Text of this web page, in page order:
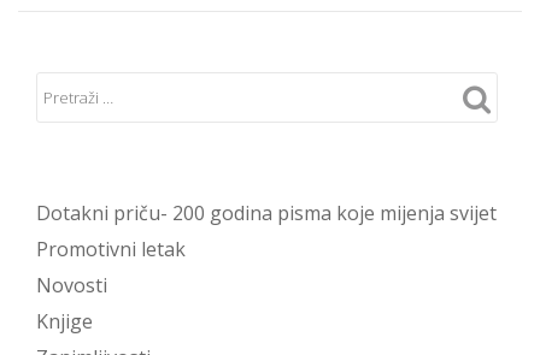
Dotakni priču- 200 godina pisma koje mijenja svijet
Promotivni letak
Novosti
Knjige